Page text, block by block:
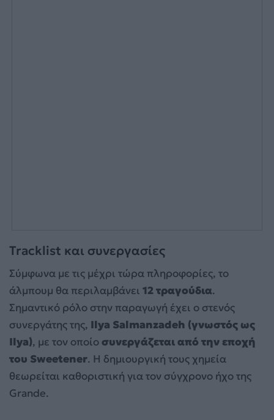
Tracklist και συνεργασίες
Σύμφωνα με τις μέχρι τώρα πληροφορίες, το
άλμπουμ θα περιλαμβάνει 12 τραγούδια.
Σημαντικό ρόλο στην παραγωγή έχει ο στενός
συνεργάτης της, Ilya Salmanzadeh (γνωστός ως
Ilya), με τον οποίοσυνεργάζεται από την εποχή
του Sweetener. Η δημιουργική τους χημεία
θεωρείται καθοριστική για τον σύγχρονο ήχο της
Grande.